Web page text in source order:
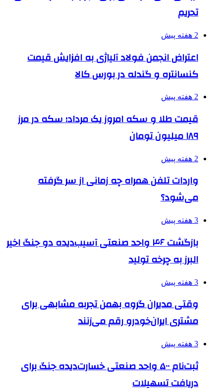
تحریم
2 هفته پیش
اعتراض انجمن فولاد آلیاژی به افزایش قیمت
کنسانتره و گندله در بورس کالا
2 هفته پیش
قیمت طلا و سکه امروز یک مرداد؛ سکه در مرز
۱۸۹ میلیون تومان
2 هفته پیش
واردات تلفن همراه چه زمانی از سر گرفته
می‌شود؟
3 هفته پیش
بازگشت ۴۶ واحد صنعتی آسیب‌دیده دو جنگ اخیر
البرز به چرخه تولید
3 هفته پیش
وقتی مدیران گروه بهمن تجربه مشابهی برای
مشتری ایران‌خودرو رقم می‌زنند
3 هفته پیش
ثبت‌نام ۵۰۰ واحد صنعتی خسارت‌دیده جنگ برای
دریافت تسهیلات